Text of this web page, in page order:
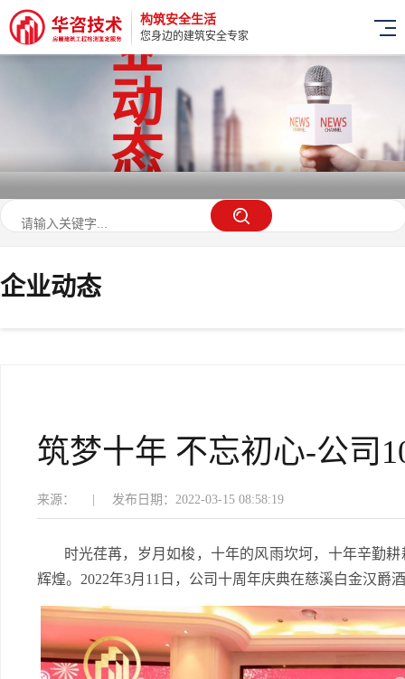
构筑安全生活
您身边的建筑安全专家
业
动
态
企业动态
筑梦十年 不忘初心-公司
来源： 发布日期：2022-03-15 08:58:19
时光荏苒，岁月如梭，十年的风雨坎坷，十年辛勤耕
辉煌。2022年3月11日，公司十周年庆典在慈溪白金汉爵